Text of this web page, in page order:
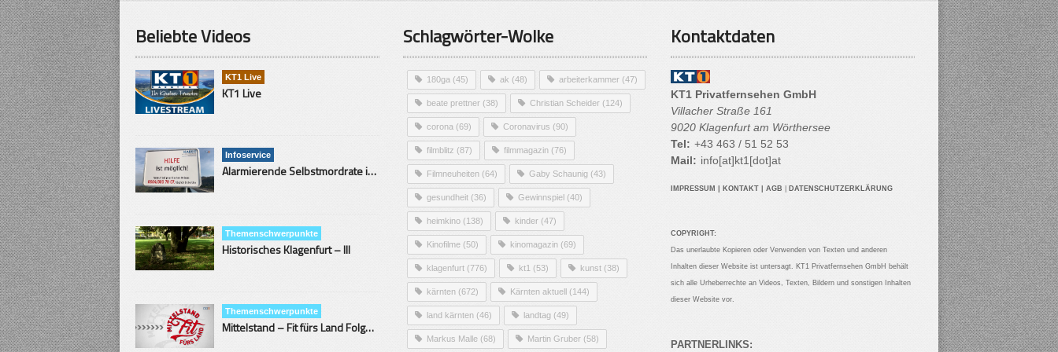
Beliebte Videos
KT1 Live
KT1 Live
Infoservice
Alarmierende Selbstmordrate in Kärnten
Themenschwerpunkte
Historisches Klagenfurt – III
Themenschwerpunkte
Mittelstand – Fit fürs Land Folge 9- Konditor
Schlagwörter-Wolke
180ga (45) ak (48) arbeiterkammer (47)
beate prettner (38) Christian Scheider (124)
corona (69) Coronavirus (90)
filmblitz (87) filmmagazin (76)
Filmneuheiten (64) Gaby Schaunig (43)
gesundheit (36) Gewinnspiel (40)
heimkino (138) kinder (47)
Kinofilme (50) kinomagazin (69)
klagenfurt (776) kt1 (53) kunst (38)
kärnten (672) Kärnten aktuell (144)
land kärnten (46) landtag (49)
Markus Malle (68) Martin Gruber (58)
Kontaktdaten
KT1 Privatfernsehen GmbH
Villacher Straße 161
9020 Klagenfurt am Wörthersee
Tel: +43 463 / 51 52 53
Mail: info[at]kt1[dot]at
IMPRESSUM KONTAKT AGB DATENSCHUTZERKLÄRUNG
COPYRIGHT:
Das unerlaubte Kopieren oder Verwenden von Texten und anderen
Inhalten dieser Website ist untersagt. KT1 Privatfernsehen GmbH behält
sich alle Urheberrechte an Videos, Texten, Bildern und sonstigen Inhalten
dieser Website vor.
PARTNERLINKS: